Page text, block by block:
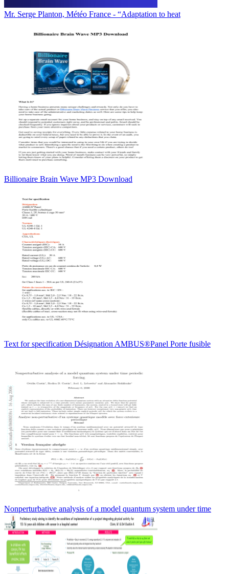
Mr. Serge Planton, Météo France - “Adaptation to heat
Billionaire Brain Wave MP3 Download
Text for specification Désignation AMBUS®Panel Porte fusible
Nonperturbative analysis of a model quantum system under time